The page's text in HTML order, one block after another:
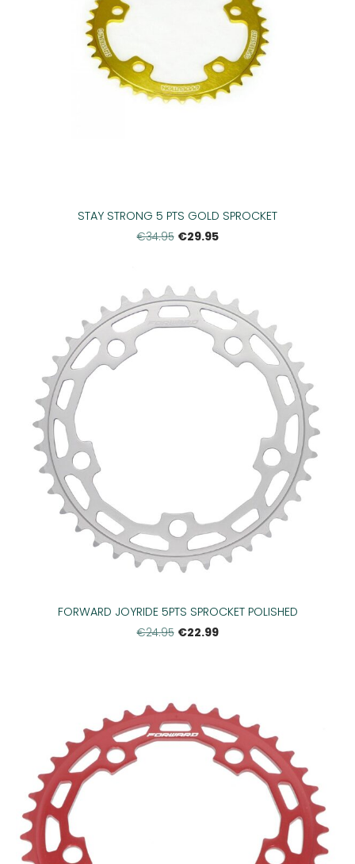
STAY STRONG 5 PTS GOLD SPROCKET
€34.95 €29.95
FORWARD JOYRIDE 5PTS SPROCKET POLISHED
€24.95 €22.99